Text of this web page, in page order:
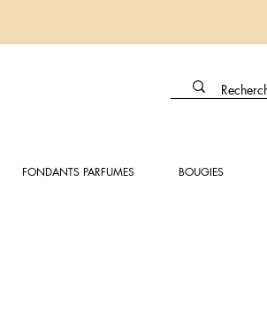
FONDANTS PARFUMES BOUGIES